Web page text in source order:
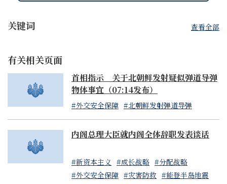
关键词 查看全部
有关相关页面
首相指示 关于北朝鲜发射疑似弹道导弹
物体事宜（07:14发布）
#外交安全保障 #北朝鲜发射弹道导弹
内阁总理大臣就内阁全体辞职发表谈话
#新资本主义 #成长战略 #分配战略
#外交安全保障 #灾害防救 #能登半岛地震